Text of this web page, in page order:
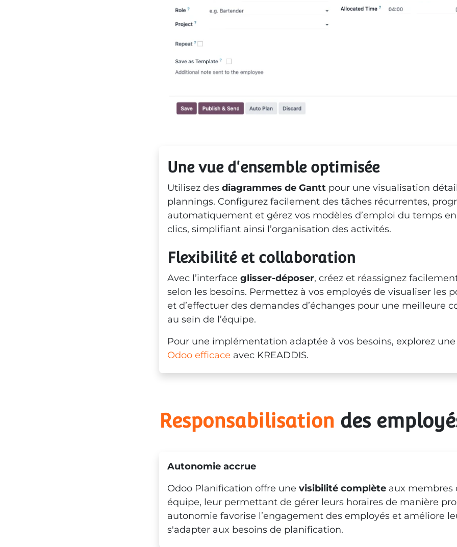
Une vue d'ensemble optimisée
Utilisez des diagrammes de Gantt pour une visualisation
plannings. Configurez facilement des tâches récurrentes,
automatiquement et gérez vos modèles d’emploi du temps
clics, simplifiant ainsi l’organisation des activités.
Flexibilité et collaboration
Avec l’interface glisser-déposer, créez et réassignez
selon les besoins. Permettez à vos employés de visualiser les
et d’effectuer des demandes d’échanges pour une meilleure
au sein de l’équipe.
Pour une implémentation adaptée à vos besoins, explorez
Odoo efficace avec KREADDIS.
Responsabilisation des
Autonomie accrue
Odoo Planification offre une visibilité complète aux membres
équipe, leur permettant de gérer leurs horaires de manière
autonomie favorise l’engagement des employés et améliore
s'adapter aux besoins de planification.